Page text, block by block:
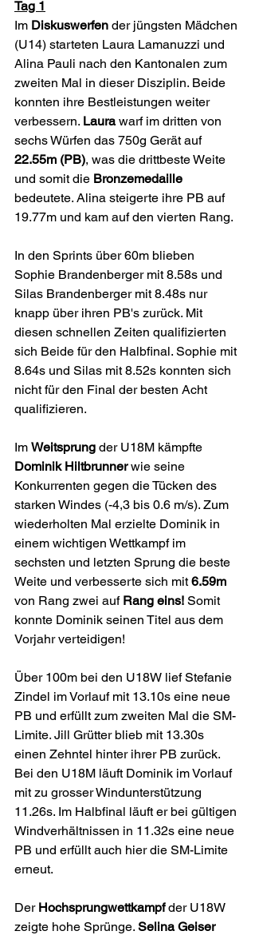
Tag 1
Im Diskuswerfen der jüngsten Mädchen
(U14) starteten Laura Lamanuzzi und
Alina Pauli nach den Kantonalen zum
zweiten Mal in dieser Disziplin. Beide
konnten ihre Bestleistungen weiter
verbessern. Laura warf im dritten von
sechs Würfen das 750g Gerät auf
22.55m (PB), was die drittbeste Weite
und somit die Bronzemedaille
bedeutete. Alina steigerte ihre PB auf
19.77m und kam auf den vierten Rang.
In den Sprints über 60m blieben
Sophie Brandenberger mit 8.58s und
Silas Brandenberger mit 8.48s nur
knapp über ihren PB's zurück. Mit
diesen schnellen Zeiten qualifizierten
sich Beide für den Halbfinal. Sophie mit
8.64s und Silas mit 8.52s konnten sich
nicht für den Final der besten Acht
qualifizieren.
Im Weitsprung der U18M kämpfte
Dominik Hiltbrunner wie seine
Konkurrenten gegen die Tücken des
starken Windes (-4,3 bis 0.6 m/s). Zum
wiederholten Mal erzielte Dominik in
einem wichtigen Wettkampf im
sechsten und letzten Sprung die beste
Weite und verbesserte sich mit 6.59m
von Rang zwei auf Rang eins! Somit
konnte Dominik seinen Titel aus dem
Vorjahr verteidigen!
Über 100m bei den U18W lief Stefanie
Zindel im Vorlauf mit 13.10s eine neue
PB und erfüllt zum zweiten Mal die SM-
Limite. Jill Grütter blieb mit 13.30s
einen Zehntel hinter ihrer PB zurück.
Bei den U18M läuft Dominik im Vorlauf
mit zu grosser Windunterstützung
11.26s. Im Halbfinal läuft er bei gültigen
Windverhältnissen in 11.32s eine neue
PB und erfüllt auch hier die SM-Limite
erneut.
Der Hochsprungwettkampf der U18W
zeigte hohe Sprünge. Selina Geiser